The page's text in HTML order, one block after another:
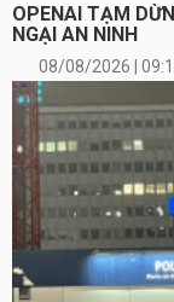
OPENAI TẠM
NGẠI AN NINH
08/08/2026 |